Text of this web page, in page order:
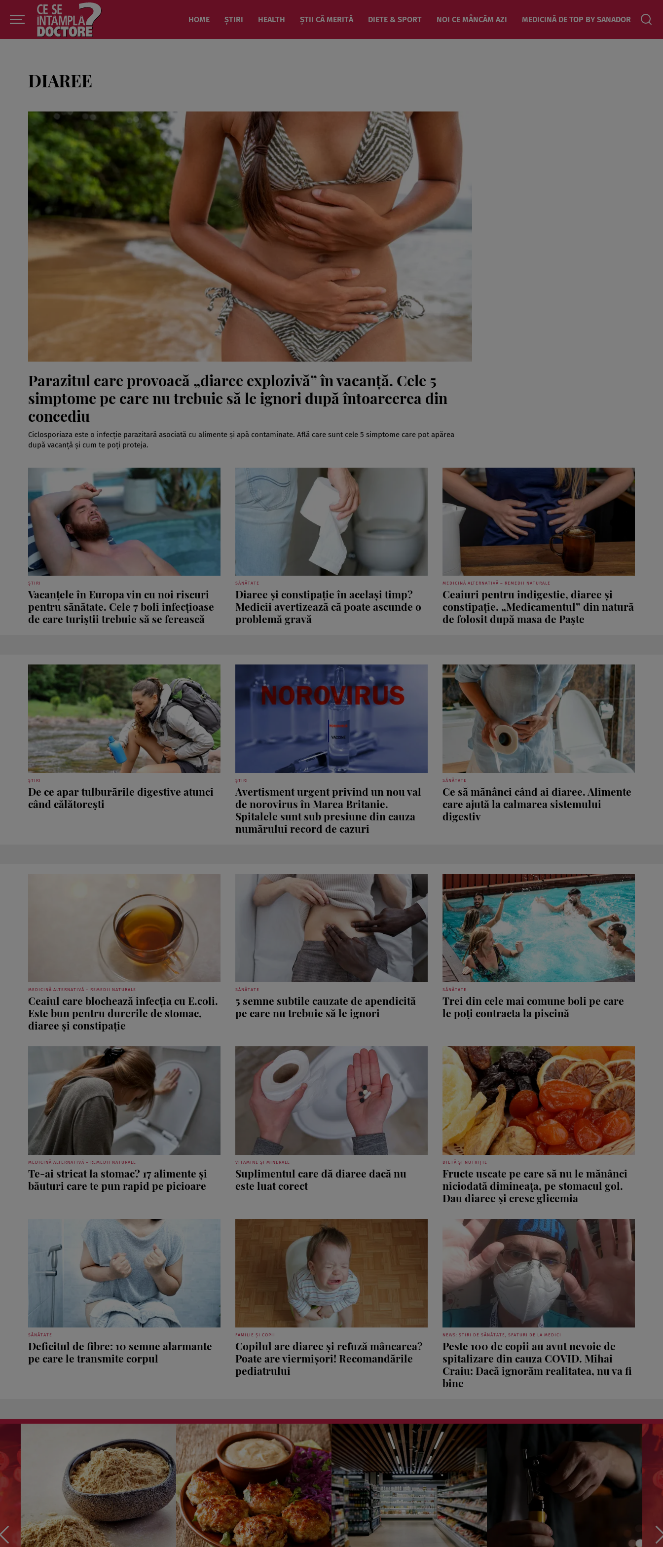
HOME ȘTIRI HEALTH ȘTII CĂ MERITĂ DIETE & SPORT NOI CE MÂNCĂM AZI MEDICINĂ DE TOP BY SANADOR
DIAREE
Parazitul care provoacă „diaree explozivă” în vacanță. Cele 5
simptome pe care nu trebuie să le ignori după întoarcerea din
concediu
Ciclosporiaza este o infecție parazitară asociată cu alimente și apă contaminate. Află care sunt cele 5 simptome care pot apărea
după vacanță și cum te poți proteja.
ȘTIRI
Vacanțele în Europa vin cu noi riscuri
pentru sănătate. Cele 7 boli infecțioase
de care turiștii trebuie să se ferească
SĂNĂTATE
Diaree și constipație în același timp?
Medicii avertizează că poate ascunde o
problemă gravă
MEDICINĂ ALTERNATIVĂ – REMEDII NATURALE
Ceaiuri pentru indigestie, diaree și
constipație. „Medicamentul” din natură
de folosit după masa de Paște
ȘTIRI
De ce apar tulburările digestive atunci
când călătorești
ȘTIRI
Avertisment urgent privind un nou val
de norovirus în Marea Britanie.
Spitalele sunt sub presiune din cauza
numărului record de cazuri
SĂNĂTATE
Ce să mănânci când ai diaree. Alimente
care ajută la calmarea sistemului
digestiv
MEDICINĂ ALTERNATIVĂ – REMEDII NATURALE
Ceaiul care blochează infecția cu E.coli.
Este bun pentru durerile de stomac,
diaree și constipație
SĂNĂTATE
5 semne subtile cauzate de apendicită
pe care nu trebuie să le ignori
SĂNĂTATE
Trei din cele mai comune boli pe care
le poți contracta la piscină
MEDICINĂ ALTERNATIVĂ – REMEDII NATURALE
Te-ai stricat la stomac? 17 alimente și
băuturi care te pun rapid pe picioare
VITAMINE ȘI MINERALE
Suplimentul care dă diaree dacă nu
este luat corect
DIETĂ ȘI NUTRIȚIE
Fructe uscate pe care să nu le mănânci
niciodată dimineața, pe stomacul gol.
Dau diaree și cresc glicemia
SĂNĂTATE
Deficitul de fibre: 10 semne alarmante
pe care le transmite corpul
FAMILIE ȘI COPII
Copilul are diaree și refuză mâncarea?
Poate are viermișori! Recomandările
pediatrului
NEWS: ȘTIRI DE SĂNĂTATE, SFATURI DE LA MEDICI
Peste 100 de copii au avut nevoie de
spitalizare din cauza COVID. Mihai
Craiu: Dacă ignorăm realitatea, nu va fi
bine